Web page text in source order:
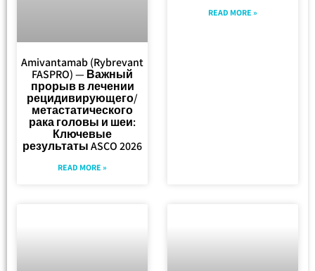
Amivantamab (Rybrevant
FASPRO) — Важный
прорыв в лечении
рецидивирующего/
метастатического
рака головы и шеи:
Ключевые
результаты ASCO 2026
READ MORE »
READ MORE »